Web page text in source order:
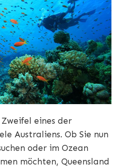
eines der
Australiens. Ob Sie nun
oder im Ozean
möchten, Queensland